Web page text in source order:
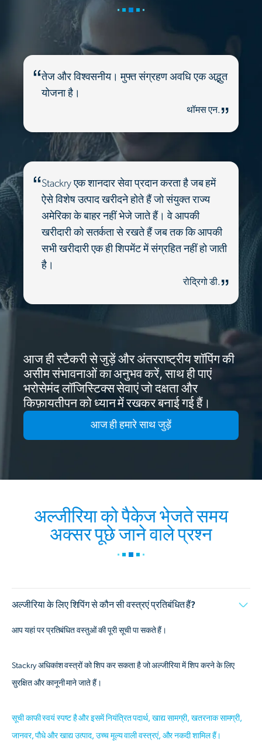
तेज और विश्वसनीय। मुफ्त संग्रहण अवधि एक अद्भुत
योजना है।
थॉमस एन.
Stackry एक शानदार सेवा प्रदान करता है जब हमें
ऐसे विशेष उत्पाद खरीदने होते हैं जो संयुक्त राज्य
अमेरिका के बाहर नहीं भेजे जाते हैं। वे आपकी
खरीदारी को सतर्कता से रखते हैं जब तक कि आपकी
सभी खरीदारी एक ही शिपमेंट में संग्रहित नहीं हो जाती
है।
रोद्रिगो डी.
आज ही स्टैकरी से जुड़ें और अंतरराष्ट्रीय शॉपिंग की
असीम संभावनाओं का अनुभव करें, साथ ही पाएं
भरोसेमंद लॉजिस्टिक्स सेवाएं जो दक्षता और
किफ़ायतीपन को ध्यान में रखकर बनाई गई हैं।
आज ही हमारे साथ जुड़ें
अल्जीरिया को पैकेज भेजते समय
अक्सर पूछे जाने वाले प्रश्न
अल्जीरिया के लिए शिपिंग से कौन सी वस्त्रएं प्रतिबंधित हैं?
आप यहां पर प्रतिबंधित वस्तुओं की पूरी सूची पा सकते हैं।
Stackry अधिकांश वस्त्रों को शिप कर सकता है जो अल्जीरिया में शिप करने के लिए
सुरक्षित और कानूनी माने जाते हैं।
सूची काफी स्वयं स्पष्ट है और इसमें नियंत्रित पदार्थ, खाद्य सामग्री, खतरनाक सामग्री,
जानवर, पौधे और खाद्य उत्पाद, उच्च मूल्य वाली वस्त्रएं, और नकदी शामिल हैं।